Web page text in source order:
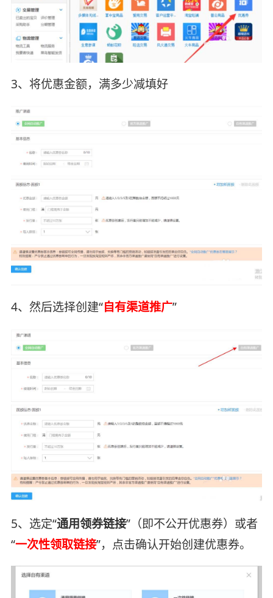
3、将优惠金额，满多少减填好
4、然后选择创建“自有渠道推广”
5、选定“通用领券链接”（即不公开优惠券）或者
“一次性领取链接”，点击确认开始创建优惠券。